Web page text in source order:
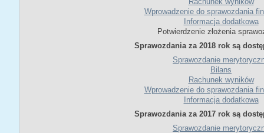
Wprowadzenie do sprawozdania
Informacja dodatkowa
Potwierdzenie złożenia
Sprawozdania za 2018 rok są
Sprawozdanie
Bilans
Rachunek wyników
Wprowadzenie do sprawozdania
Informacja dodatkowa
Sprawozdania za 2017 rok są
Sprawozdanie